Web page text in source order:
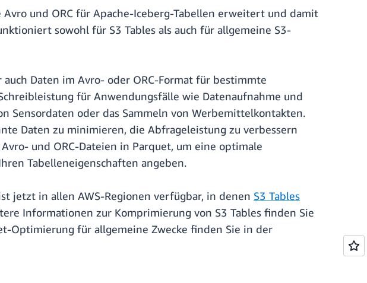
und ORC für Apache-Iceberg-Tabellen erweitert und damit
sowohl für S3 Tables als auch für allgemeine S3-
Daten im Avro- oder ORC-Format für bestimmte
für Anwendungsfälle wie Datenaufnahme und
Sensordaten oder das Sammeln von Werbemittelkontakten.
Daten zu minimieren, die Abfrageleistung zu verbessern
und ORC-Dateien in Parquet, um eine optimale
Tabelleneigenschaften angeben.
jetzt in allen AWS-Regionen verfügbar, in denen S3 Tables
Informationen zur Komprimierung von S3 Tables finden Sie
Optimierung für allgemeine Zwecke finden Sie in der